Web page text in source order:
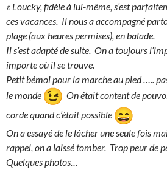
« Loucky, fidèle à lui-même, s’est
ces vacances. Il nous a accompagné
plage (aux heures permises), en balade.
Il s’est adapté de suite. On a toujours
importe où il se trouve.
Petit bémol pour la marche au pied …..
le monde
On était content de
corde quand c’était possible
On a essayé de le lâcher une seule fois
rappel, on a laissé tomber. Trop peur de
Quelques photos…